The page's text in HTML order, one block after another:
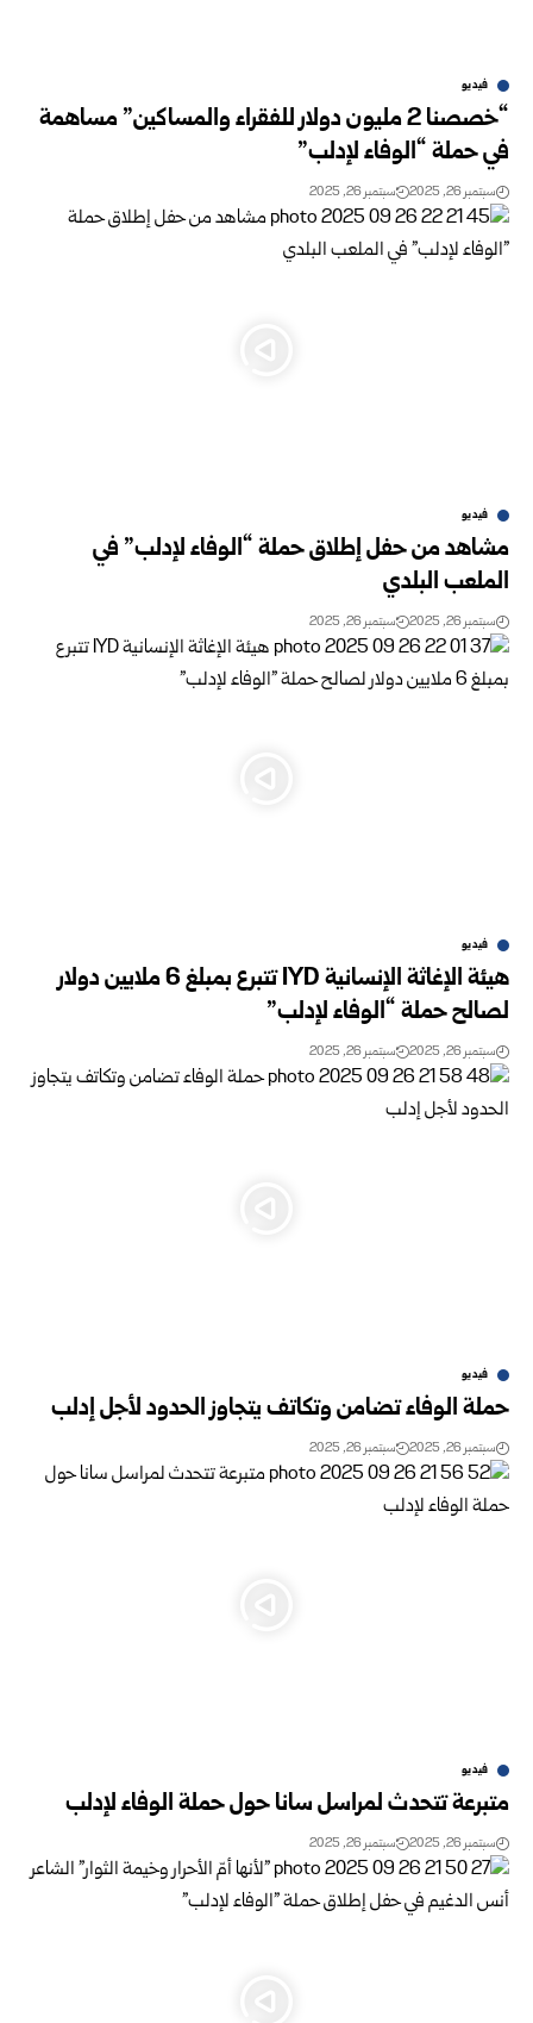
فيديو
“خصصنا 2 مليون دولار للفقراء والمساكين” مساهمة
في حملة “الوفاء لإدلب”
سبتمبر 26, 2025 سبتمبر 26, 2025
فيديو
مشاهد من حفل إطلاق حملة “الوفاء لإدلب” في
الملعب البلدي
سبتمبر 26, 2025 سبتمبر 26, 2025
فيديو
هيئة الإغاثة الإنسانية IYD تتبرع بمبلغ 6 ملايين دولار
لصالح حملة “الوفاء لإدلب”
سبتمبر 26, 2025 سبتمبر 26, 2025
فيديو
حملة الوفاء تضامن وتكاتف يتجاوز الحدود لأجل إدلب
سبتمبر 26, 2025 سبتمبر 26, 2025
فيديو
متبرعة تتحدث لمراسل سانا حول حملة الوفاء لإدلب
سبتمبر 26, 2025 سبتمبر 26, 2025